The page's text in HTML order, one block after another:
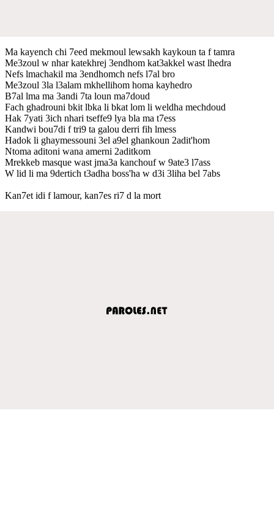
Ma kayench chi 7eed mekmoul lewsakh kaykoun ta f tamra
Me3zoul w nhar katekhrej 3endhom kat3akkel wast lhedra
Nefs lmachakil ma 3endhomch nefs l7al bro
Me3zoul 3la l3alam mkhellihom homa kayhedro
B7al lma ma 3andi 7ta loun ma7doud
Fach ghadrouni bkit lbka li bkat lom li weldha mechdoud
Hak 7yati 3ich nhari tseffe9 lya bla ma t7ess
Kandwi bou7di f tri9 ta galou derri fih lmess
Hadok li ghaymessouni 3el a9el ghankoun 2adit'hom
Ntoma aditoni wana amerni 2aditkom
Mrekkeb masque wast jma3a kanchouf w 9ate3 l7ass
W lid li ma 9dertich t3adha boss'ha w d3i 3liha bel 7abs
Kan7et idi f lamour, kan7es ri7 d la mort